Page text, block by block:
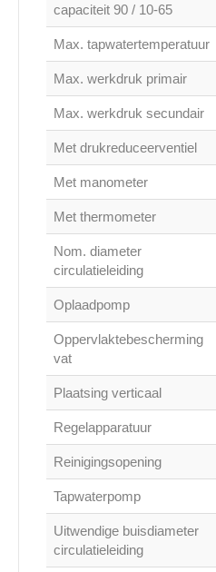
capaciteit 90 / 10-65
Max. tapwatertemperatuur
Max. werkdruk primair
Max. werkdruk secundair
Met drukreduceerventiel
Met manometer
Met thermometer
Nom. diameter
circulatieleiding
Oplaadpomp
Oppervlaktebescherming
vat
Plaatsing verticaal
Regelapparatuur
Reinigingsopening
Tapwaterpomp
Uitwendige buisdiameter
circulatieleiding